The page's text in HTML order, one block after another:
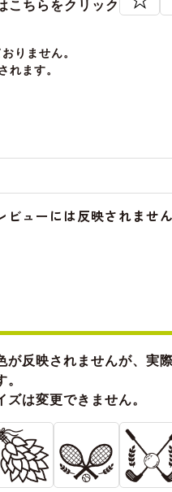
こちらをクリック
りません。
れます。
ューには反映されません
が反映されませんが、実
は変更できません。